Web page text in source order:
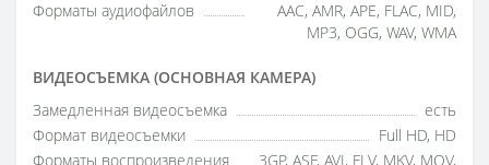
Форматы аудиофайлов
AAC, AMR, APE, FLAC, MID,
MP3, OGG, WAV, WMA
ВИДЕОСЪЕМКА (ОСНОВНАЯ КАМЕРА)
Замедленная видеосъемка
есть
Формат видеосъемки
Full HD, HD
Форматы воспроизведения
3GP, ASF, AVI, FLV, MKV, MOV,